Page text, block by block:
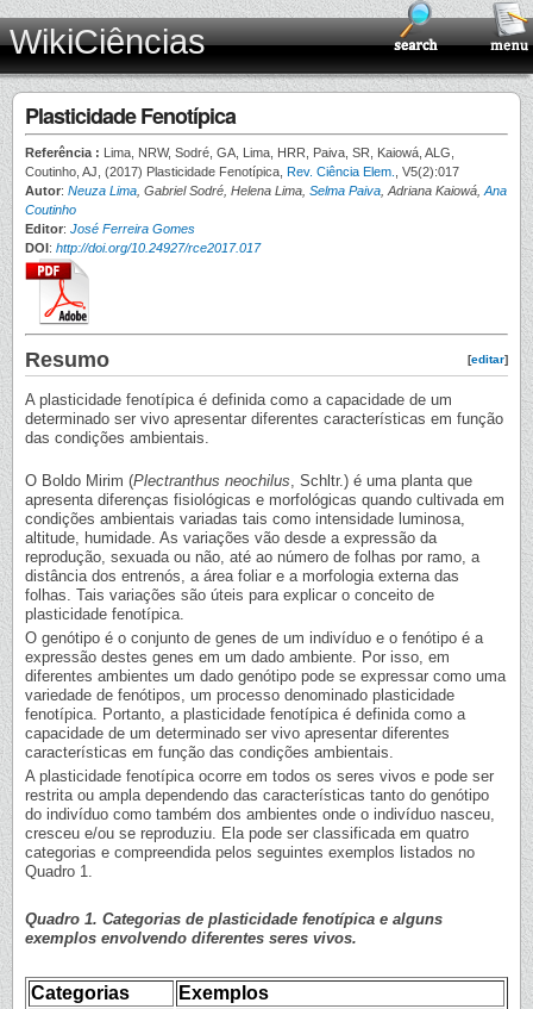
WikiCiências
Plasticidade Fenotípica
Referência : Lima, NRW, Sodré, GA, Lima, HRR, Paiva, SR, Kaiowá, ALG,
Coutinho, AJ, (2017) Plasticidade Fenotípica, Rev. Ciência Elem.
, V5(2):017
Autor: Neuza Lima , Gabriel Sodré, Helena Lima, Selma Paiva , Adriana Kaiowá, Ana
Coutinho
Editor: José Ferreira Gomes
DOI: http://doi.org/10.24927/rce2017.017
[editar]
Resumo
A plasticidade fenotípica é definida como a capacidade de um
determinado ser vivo apresentar diferentes características em função
das condições ambientais.
O Boldo Mirim (Plectranthus neochilus , Schltr.) é uma planta que
apresenta diferenças fisiológicas e morfológicas quando cultivada em
condições ambientais variadas tais como intensidade luminosa,
altitude, humidade. As variações vão desde a expressão da
reprodução, sexuada ou não, até ao número de folhas por ramo, a
distância dos entrenós, a área foliar e a morfologia externa das
folhas. Tais variações são úteis para explicar o conceito de
plasticidade fenotípica.
O genótipo é o conjunto de genes de um indivíduo e o fenótipo é a
expressão destes genes em um dado ambiente. Por isso, em
diferentes ambientes um dado genótipo pode se expressar como uma
variedade de fenótipos, um processo denominado plasticidade
fenotípica. Portanto, a plasticidade fenotípica é definida como a
capacidade de um determinado ser vivo apresentar diferentes
características em função das condições ambientais.
A plasticidade fenotípica ocorre em todos os seres vivos e pode ser
restrita ou ampla dependendo das características tanto do genótipo
do indivíduo como também dos ambientes onde o indivíduo nasceu,
cresceu e/ou se reproduziu. Ela pode ser classificada em quatro
categorias e compreendida pelos seguintes exemplos listados no
Quadro 1.
Quadro 1. Categorias de plasticidade fenotípica e alguns
exemplos envolvendo diferentes seres vivos.
Categorias Exemplos